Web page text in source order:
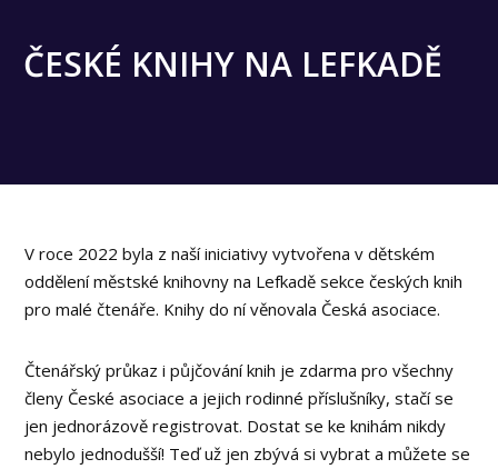
ČESKÉ KNIHY NA LEFKADĚ
V roce 2022 byla z naší iniciativy vytvořena v dětském
oddělení městské knihovny na Lefkadě sekce českých knih
pro malé čtenáře. Knihy do ní věnovala Česká asociace.
Čtenářský průkaz i půjčování knih je zdarma pro všechny
členy České asociace a jejich rodinné příslušníky, stačí se
jen jednorázově registrovat. Dostat se ke knihám nikdy
nebylo jednodušší! Teď už jen zbývá si vybrat a můžete se